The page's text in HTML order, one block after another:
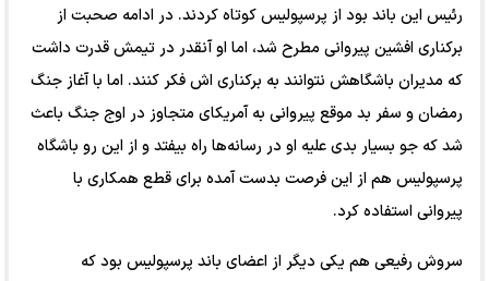
رئیس این باند بود از پرسپولیس کوتاه کردند. در ادامه صحبت از
برکناری افشین پیروانی مطرح شد، اما او آنقدر در تیمش قدرت داشت
که مدیران باشگاهش نتوانند به برکناری اش فکر کنند. اما با آغاز جنگ
رمضان و سفر بد موقع پیروانی به آمریکای متجاوز در اوج جنگ باعث
شد که جو بسیار بدی علیه او در رسانه‌ها راه بیفتد و از این رو باشگاه
پرسپولیس هم از این فرصت بدست آمده برای قطع همکاری با
پیروانی استفاده کرد.
سروش رفیعی هم یکی دیگر از اعضای باند پرسپولیس بود که